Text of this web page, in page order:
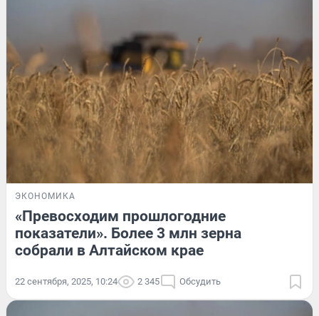
ЭКОНОМИКА
«Превосходим прошлогодние
показатели». Более 3 млн зерна
собрали в Алтайском крае
22 сентября, 2025, 10:24 2 345 Обсудить